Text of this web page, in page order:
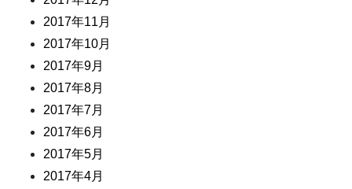
2017年11月
2017年10月
2017年9月
2017年8月
2017年7月
2017年6月
2017年5月
2017年4月